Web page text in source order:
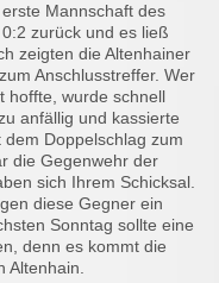
Mannschaft des
zurück und es ließ
zeigten die Altenhainer
Anschlusstreffer. Wer
hoffte, wurde schnell
anfällig und kassierte
Doppelschlag zum
die Gegenwehr der
sich Ihrem Schicksal.
diese Gegner ein
Sonntag sollte eine
denn es kommt die
Altenhain.